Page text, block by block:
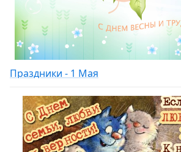
Праздники - 1 Мая